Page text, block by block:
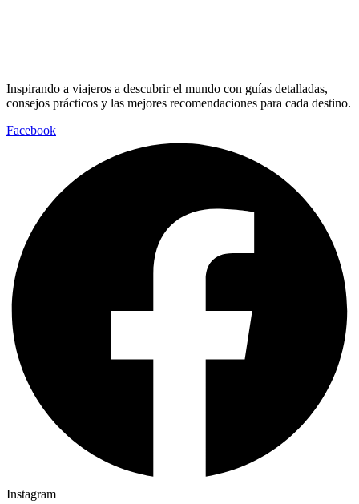
Inspirando a viajeros a descubrir el mundo con guías detalladas,
consejos prácticos y las mejores recomendaciones para cada destino.
Facebook
Instagram